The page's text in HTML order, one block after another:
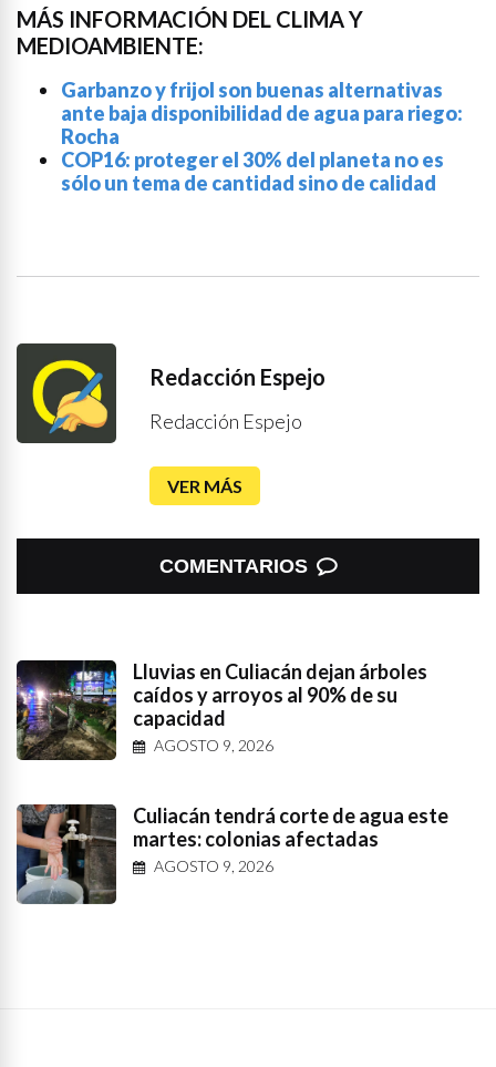
MÁS INFORMACIÓN DEL CLIMA Y
MEDIOAMBIENTE:
Garbanzo y frijol son buenas alternativas
ante baja disponibilidad de agua para riego:
Rocha
COP16: proteger el 30% del planeta no es
sólo un tema de cantidad sino de calidad
Redacción Espejo
Redacción Espejo
VER MÁS
COMENTARIOS
Lluvias en Culiacán dejan árboles
caídos y arroyos al 90% de su
capacidad
AGOSTO 9, 2026
Culiacán tendrá corte de agua este
martes: colonias afectadas
AGOSTO 9, 2026